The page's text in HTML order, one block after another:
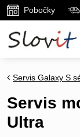
Pobočky
Servis Galaxy S
Servis
Ultra